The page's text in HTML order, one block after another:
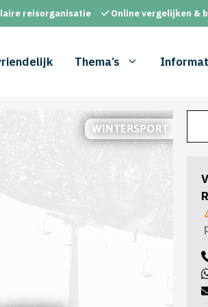
reisorganisatie Online vergelijken &
Thema’s